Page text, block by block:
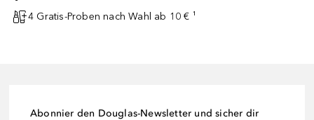
4 Gratis-Proben nach Wahl ab 10 € ¹
Abonnier den Douglas-Newsletter und sicher dir